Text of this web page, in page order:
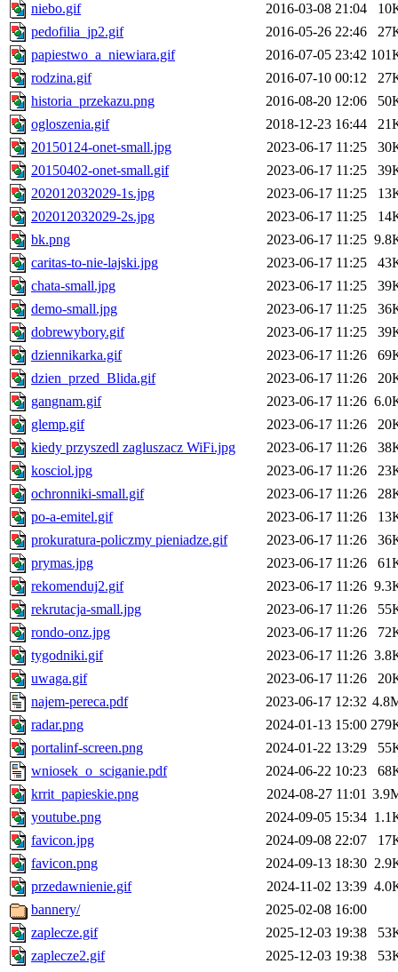
niebo.gif
2016-03-08 21:04
pedofilia_jp2.gif
2016-05-26 22:46
papiestwo_a_niewiara.gif
2016-07-05 23:42
rodzina.gif
2016-07-10 00:12
historia_przekazu.png
2016-08-20 12:06
ogloszenia.gif
2018-12-23 16:44
20150124-onet-small.jpg
2023-06-17 11:25
20150402-onet-small.gif
2023-06-17 11:25
202012032029-1s.jpg
2023-06-17 11:25
202012032029-2s.jpg
2023-06-17 11:25
bk.png
2023-06-17 11:25
caritas-to-nie-lajski.jpg
2023-06-17 11:25
chata-small.jpg
2023-06-17 11:25
demo-small.jpg
2023-06-17 11:25
dobrewybory.gif
2023-06-17 11:25
dziennikarka.gif
2023-06-17 11:26
dzien_przed_Blida.gif
2023-06-17 11:26
gangnam.gif
2023-06-17 11:26
glemp.gif
2023-06-17 11:26
kiedy przyszedl zagluszacz WiFi.jpg
2023-06-17 11:26
kosciol.jpg
2023-06-17 11:26
ochronniki-small.gif
2023-06-17 11:26
po-a-emitel.gif
2023-06-17 11:26
prokuratura-policzmy pieniadze.gif
2023-06-17 11:26
prymas.jpg
2023-06-17 11:26
rekomenduj2.gif
2023-06-17 11:26
rekrutacja-small.jpg
2023-06-17 11:26
rondo-onz.jpg
2023-06-17 11:26
tygodniki.gif
2023-06-17 11:26
uwaga.gif
2023-06-17 11:26
najem-pereca.pdf
2023-06-17 12:32
radar.png
2024-01-13 15:00
portalinf-screen.png
2024-01-22 13:29
wniosek_o_sciganie.pdf
2024-06-22 10:23
krrit_papieskie.png
2024-08-27 11:01
youtube.png
2024-09-05 15:34
favicon.jpg
2024-09-08 22:07
favicon.png
2024-09-13 18:30
przedawnienie.gif
2024-11-02 13:39
bannery/
2025-02-08 16:00
zaplecze.gif
2025-12-03 19:38
zaplecze2.gif
2025-12-03 19:38